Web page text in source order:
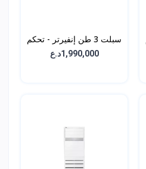
سبلت 3 طن إنفيرتر - تحكم
بالامبير بلس -
1,990,000د.ع